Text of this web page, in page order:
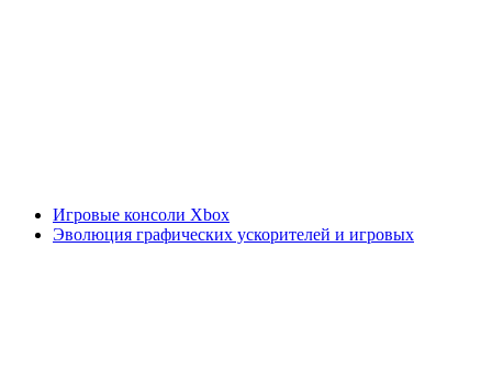
Игровые консоли Xbox
Эволюция графических ускорителей и игровых